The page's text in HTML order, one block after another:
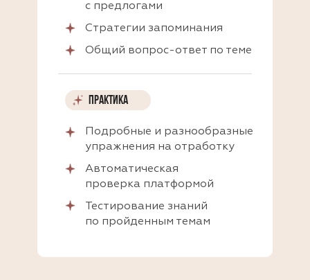
ПРАКТИКА
Тестирование знаний
по пройденным темам
Автоматическая
проверка платформой
Подробные и разнообразные
упражнения на отработку
с предлогами
Стратегии запоминания
Общий вопрос-ответ по теме